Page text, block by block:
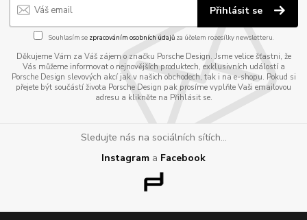
Přihlásit se
Souhlasím se zpracováním osobních údajůza účelem rozesílky newsletteru.
Děkujeme Vám za Váš zájem o značku Porsche Design. Jsme velice šťastni, že
Vás můžeme informovat o nejnovějších produktech, exklusivních událostí a
Porsche Design slevových akcí jak v našich obchodech, tak i na e-shopu. Pokud si
přejete být součástí života Porsche Design pak prosíme vyplňte Vaši emailovou
adresu a klikněte na Přihlásit se.
Sledujte nás na sociálních sítích...
Instagram a Facebook